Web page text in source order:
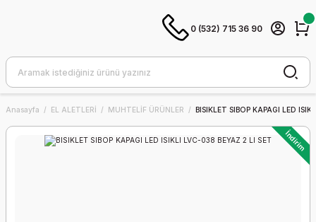
0 (532) 715 36 90
Anasayfa EL ALETLERİ MUHTELİF ÜRÜNLER BISIKLET SIBOP KAPAGI LED
İndirim